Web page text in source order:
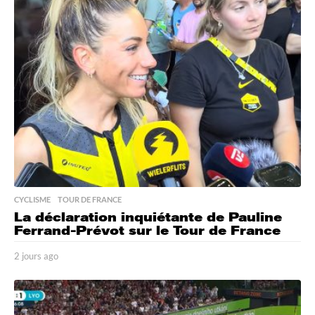
s
a
g
o
CYCLISME ,TOUR DE FRANCE
La déclaration inquiétante de Pauline
Ferrand-Prévot sur le Tour de France
2 jours ago
o
u
r